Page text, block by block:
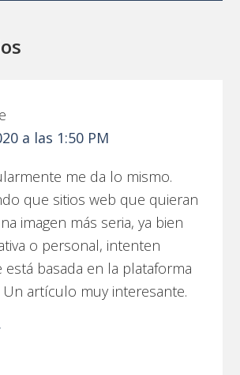
a las 1:50 PM
me da lo mismo.
que sitios web que quieran
imagen más seria, ya bien
o personal, intenten
basada en la plataforma
artículo muy interesante.